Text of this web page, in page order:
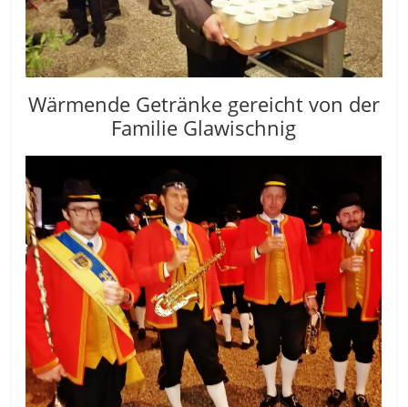
Wärmende Getränke gereicht von der
Familie Glawischnig